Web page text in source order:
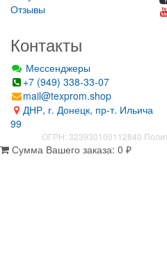
Отзывы
Контакты
Мессенджеры
+7 (949) 338-33-07
mail@texprom.shop
ДНР, г. Донецк, пр-т. Ильича
99
ОГРН: 323930100112840
Сумма Вашего заказа: 0 ₽